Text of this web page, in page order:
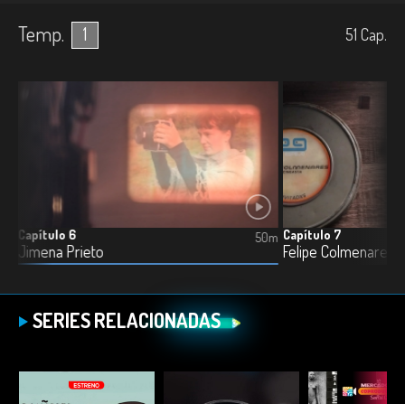
Temp. 1 51 Cap.
Capítulo 6
Jimena Prieto
50m Capítulo 7
Felipe Colmenares
SERIES RELACIONADAS